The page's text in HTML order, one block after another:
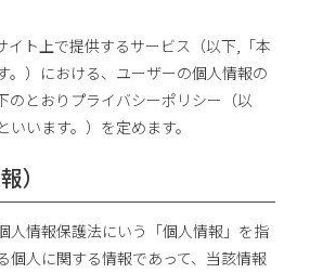
イト上で提供するサービス（以下,「本
。）における、ユーザーの個人情報の
のとおりプライバシーポリシー（以
います。）を定めます。
）
人情報保護法にいう「個人情報」を指
個人に関する情報であって、当該情報